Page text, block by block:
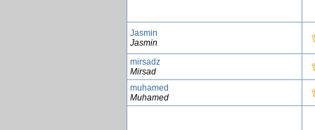
Jasmin
Jasmin
mirsadz
Mirsad
muhamed
Muhamed